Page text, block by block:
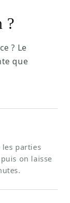
?
? Le
que
les parties
on laisse